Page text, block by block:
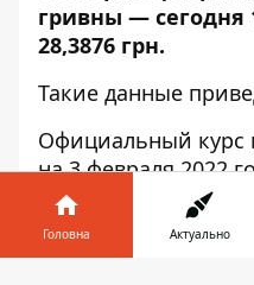
гривны — сегодня
28,3876 грн.
Такие данные
Официальный курс
на 3 февраля 2022
уровне 28,3876 грн
28,318 грн за
к евро — 32,1419
Головна Актуально